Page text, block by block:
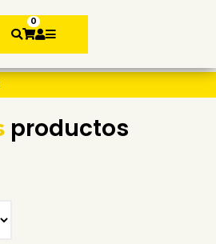
0
productos